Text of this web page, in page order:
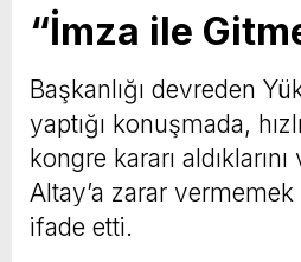
“İmza ile
Başkanlığı devreden
yaptığı konuşmada,
kongre kararı
Altay’a zarar vermemek
ifade etti.